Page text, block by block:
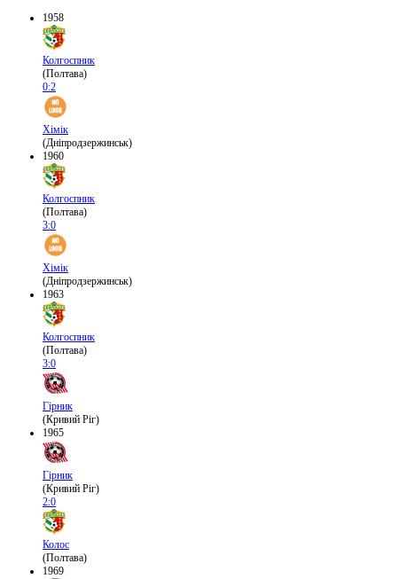
1958
Колгоспник
(Полтава)
0:2
Хімік
(Дніпродзержинськ)
1960
Колгоспник
(Полтава)
3:0
Хімік
(Дніпродзержинськ)
1963
Колгоспник
(Полтава)
3:0
Гірник
(Кривий Ріг)
1965
Гірник
(Кривий Ріг)
2:0
Колос
(Полтава)
1969